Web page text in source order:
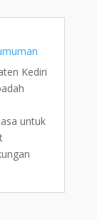
Kediri
untuk